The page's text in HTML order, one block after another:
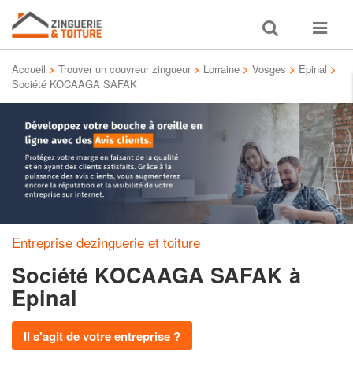
Toggle
search
Toggle
Accueil > Trouver un couvreur zingueur > Lorraine > Vosges > Epinal >
Société KOCAAGA SAFAK
Entreprise dezinguerie et toiture
Société KOCAAGA SAFAK à
Epinal
Il s'agit de votre entreprise ?